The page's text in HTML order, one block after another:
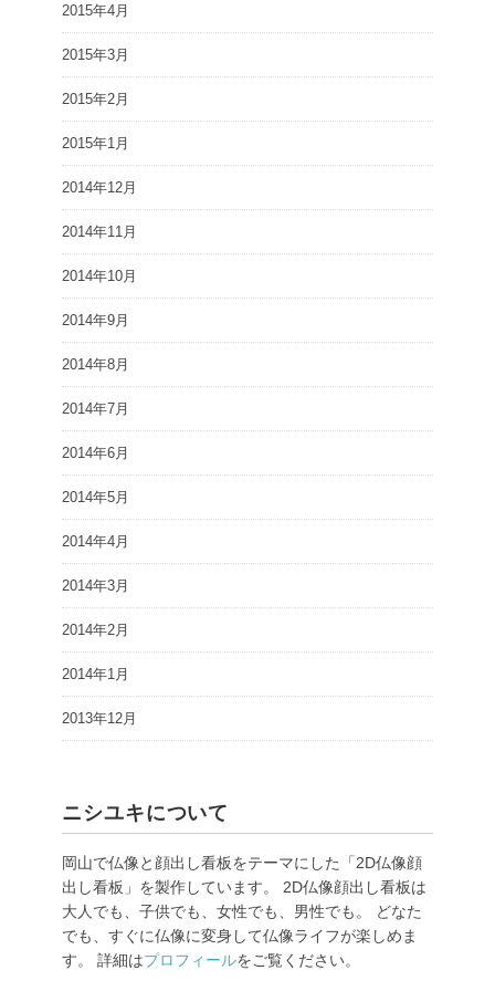
2015年4月
2015年3月
2015年2月
2015年1月
2014年12月
2014年11月
2014年10月
2014年9月
2014年8月
2014年7月
2014年6月
2014年5月
2014年4月
2014年3月
2014年2月
2014年1月
2013年12月
ニシユキについて
岡山で仏像と顔出し看板をテーマにした「2D仏像顔
出し看板」を製作しています。 2D仏像顔出し看板は
大人でも、子供でも、女性でも、男性でも。 どなた
でも、すぐに仏像に変身して仏像ライフが楽しめま
す。 詳細はプロフィールをご覧ください。